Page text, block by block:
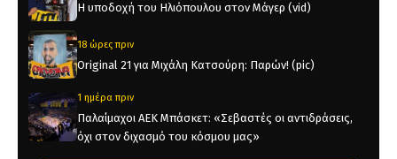
Η υποδοχή του Ηλιόπουλου στον Μάγερ (vid)
18 ώρες πριν
Original 21 για Μιχάλη Κατσούρη: Παρών! (pic)
1 ημέρα πριν
Παλαίμαχοι ΑΕΚ Μπάσκετ: «Σεβαστές οι αντιδράσεις,
όχι στον διχασμό του κόσμου μας»